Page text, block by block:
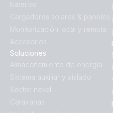
baterías
Cargadores solares & paneles
Monitorización local y remota
Accesorios
Soluciones
Almacenamiento de energía
Sistema auxiliar y aislado
Sector naval
Caravanas